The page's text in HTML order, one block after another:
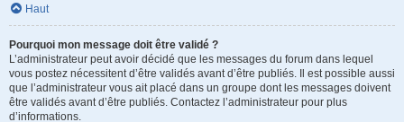
Haut
Pourquoi mon message doit être validé ?
L’administrateur peut avoir décidé que les messages du forum dans lequel
vous postez nécessitent d’être validés avant d’être publiés. Il est possible aussi
que l’administrateur vous ait placé dans un groupe dont les messages doivent
être validés avant d’être publiés. Contactez l’administrateur pour plus
d’informations.